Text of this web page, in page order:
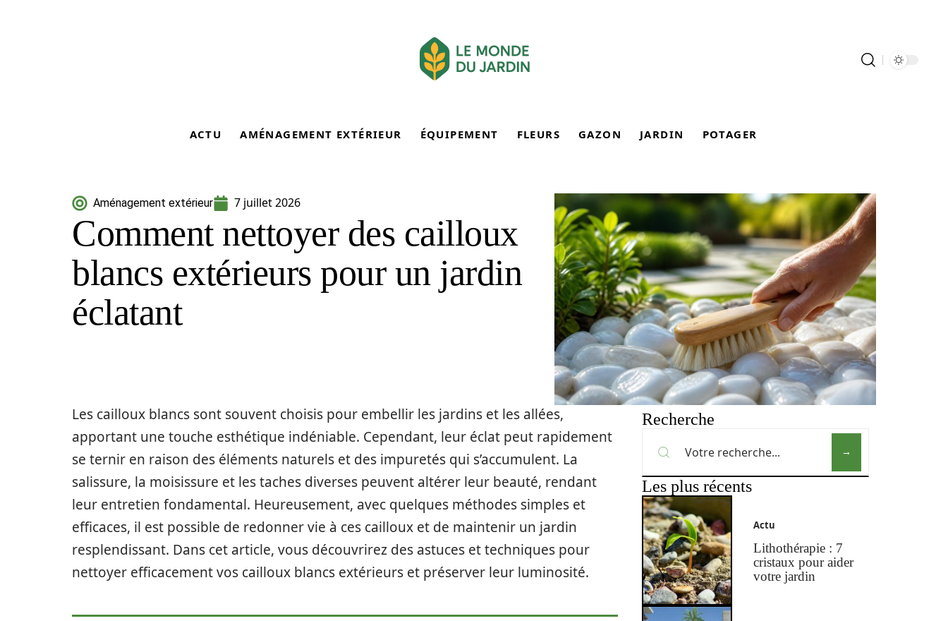
ACTU AMÉNAGEMENT EXTÉRIEUR ÉQUIPEMENT FLEURS GAZON JARDIN POTAGER
Aménagement extérieur 7 juillet 2026
Comment nettoyer des cailloux
blancs extérieurs pour un jardin
éclatant
Les cailloux blancs sont souvent choisis pour embellir les jardins et les allées,
apportant une touche esthétique indéniable. Cependant, leur éclat peut rapidement
se ternir en raison des éléments naturels et des impuretés qui s’accumulent. La
salissure, la moisissure et les taches diverses peuvent altérer leur beauté, rendant
leur entretien fondamental. Heureusement, avec quelques méthodes simples et
efficaces, il est possible de redonner vie à ces cailloux et de maintenir un jardin
resplendissant. Dans cet article, vous découvrirez des astuces et techniques pour
nettoyer efficacement vos cailloux blancs extérieurs et préserver leur luminosité.
Recherche
Les plus récents
Actu
Lithothérapie : 7
cristaux pour aider
votre jardin